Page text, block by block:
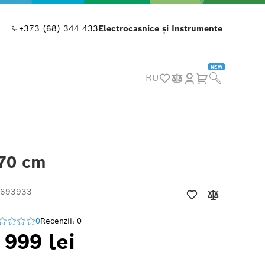
+373 (68) 344 433Electrocasnice și Instrumente
RU
NEW
cm
0Recenzii: 0
999 lei